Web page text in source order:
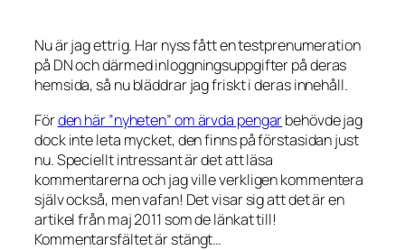
Nu är jag ettrig. Har nyss fått en testprenumeration
på DN och därmed inloggningsuppgifter på deras
hemsida, så nu bläddrar jag friskt i deras innehåll.
Förden här ”nyheten” om ärvda pengarbehövde jag
dock inte leta mycket, den finns på förstasidan just
nu. Speciellt intressant är det att läsa
kommentarerna och jag ville verkligen kommentera
själv också, men vafan! Det visar sig att det är en
artikel från maj 2011 som de länkat till!
Kommentarsfältet är stängt…